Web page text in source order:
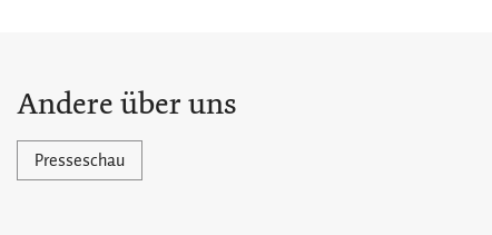
Andere über uns
Presseschau